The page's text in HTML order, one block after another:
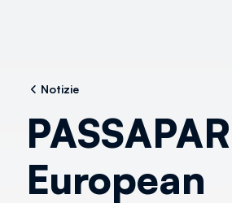
Notizie
European